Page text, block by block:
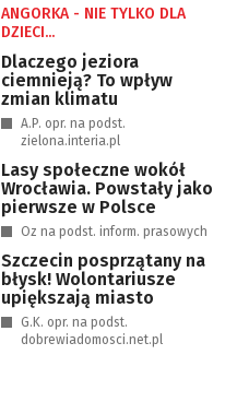
ANGORKA - NIE TYLKO DLA
DZIECI...
Dlaczego jeziora
ciemnieją? To wpływ
zmian klimatu
A.P. opr. na podst.
zielona.interia.pl
Lasy społeczne wokół
Wrocławia. Powstały jako
pierwsze w Polsce
Oz na podst. inform. prasowych
Szczecin posprzątany na
błysk! Wolontariusze
upiększają miasto
G.K. opr. na podst.
dobrewiadomosci.net.pl